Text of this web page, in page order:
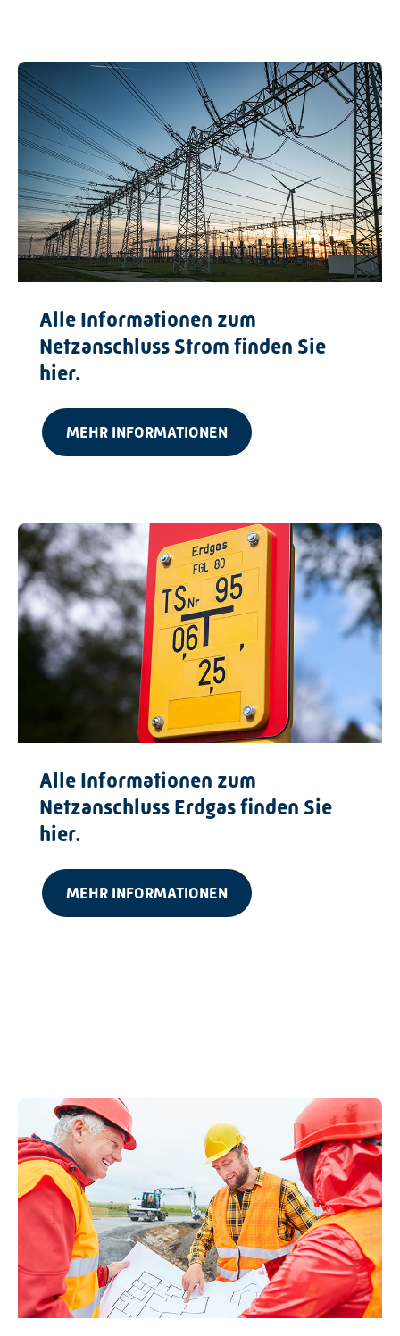
Alle Informationen zum
Netzanschluss Strom finden Sie
hier.
MEHR INFORMATIONEN
Alle Informationen zum
Netzanschluss Erdgas finden Sie
hier.
MEHR INFORMATIONEN